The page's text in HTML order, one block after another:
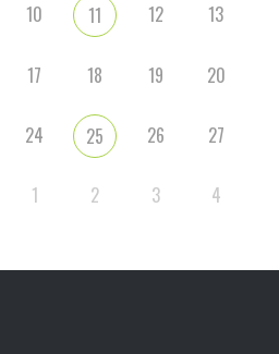
10 11 12 13
17 18 19 20
24 25 26 27
1 2 3 4